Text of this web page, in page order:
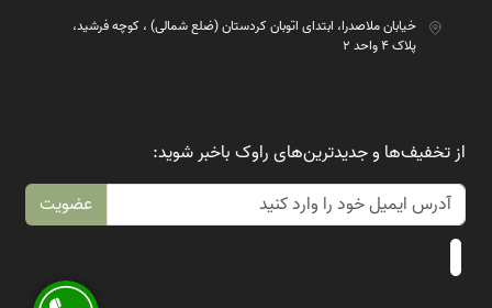
خیابان ملاصدرا، ابتدای اتوبان کردستان (ضلع شمالی) ، کوچه فرشید،
پلاک ۴ واحد ۲
از تخفیف‌ها و جدیدترین‌های راوک باخبر شوید:
عضویت